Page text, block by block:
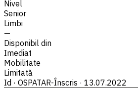
Nivel
Senior
Limbi
—
Disponibil din
Imediat
Mobilitate
Limitată
Id · OSPATAR-Înscris · 13.07.2022